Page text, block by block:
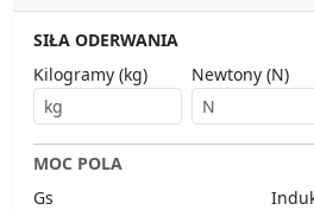
SIŁA ODERWANIA
Kilogramy (kg)
Newtony (N)
MOC POLA
Gs